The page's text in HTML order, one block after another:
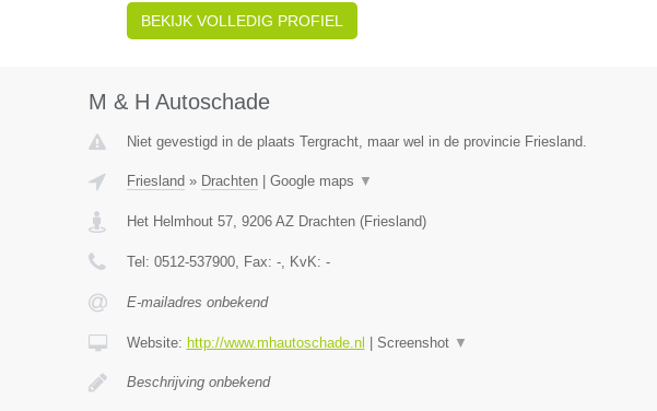
BEKIJK VOLLEDIG PROFIEL
M & H Autoschade
Niet gevestigd in de plaats Tergracht, maar wel in de provincie Friesland.
Friesland » Drachten| Google maps ▼
Het Helmhout 57, 9206 AZ Drachten(Friesland)
Tel: 0512-537900, Fax: -, KvK: -
E-mailadres onbekend
Website: http://www.mhautoschade.nl Screenshot ▼
Beschrijving onbekend